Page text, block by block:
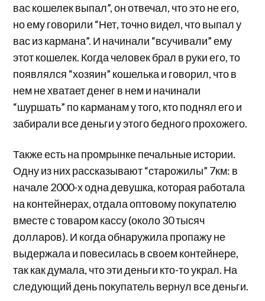
вас кошелек выпал”, он отвечал, что это не его,
но ему говорили “Нет, точно видел, что выпал у
вас из кармана”. И начинали “всучивали” ему
этот кошелек. Когда человек брал в руки его, то
появлялся “хозяин” кошелька и говорил, что в
нем не хватает денег в нем и начинали
“шуршать” по карманам у того, кто поднял его и
забирали все деньги у этого бедного прохожего.
Также есть на промрынке печальные истории.
Одну из них рассказывают “старожилы” 7км: в
начале 2000-х одна девушка, которая работала
на контейнерах, отдала оптовому покупателю
вместе с товаром кассу (около 30 тысяч
долларов). И когда обнаружила пропажу не
выдержала и повесилась в своем контейнере,
так как думала, что эти деньги кто-то украл. На
следующий день покупатель вернул все деньги.